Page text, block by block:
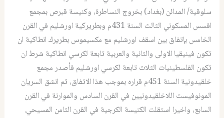
سلوقية/ المدائن (بغداد) بخروج النساطرة، وكنيسة قبرص بمجمع
افسس المسكوني الثالث السنة 431م وبطريركية اورشليم في القرن
الخامس بإتفاق بين اسقف اورشليم مع مكسيموس بطريرك انطاكية ان
تكون فينيقيا الاولى والثانية والعربية تابعة لكرسي انطاكية شرط ان
تكون الفلسطينيات الثلاث تابعة لكرسي اورشليم فأصدر مجمع
خلقيدونية السنة 451م قراره بموجب هذا الاتفاق، ثم انشق السريان
المونوفيست اللاخلقيدونيين في القرن السادس والموارنة في القرن
السابع، واخيرا استقلت الكنيسة الكرجية في القرن الثامن المسيحي.